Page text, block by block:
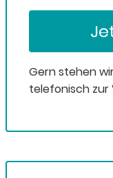
Gern stehen
telefonisch zur